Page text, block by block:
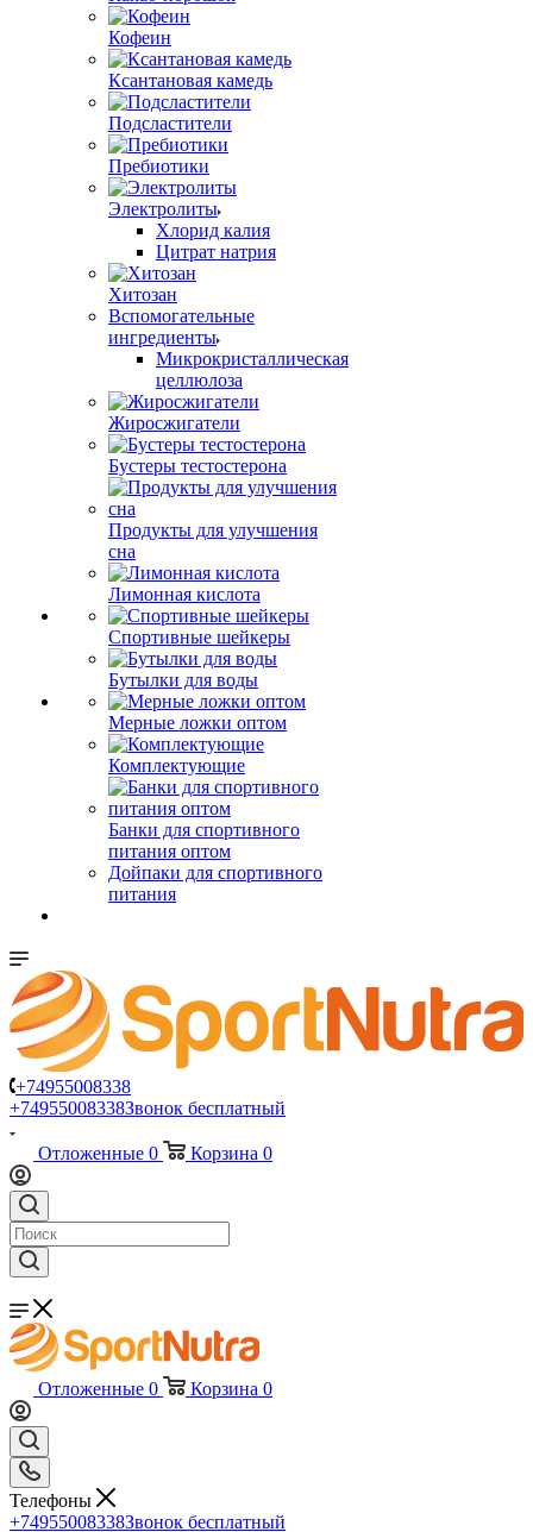
Кофеин
Ксантановая камедь
Подсластители
Пребиотики
Электролиты
Хлорид калия
Цитрат натрия
Хитозан
Вспомогательные
ингредиенты
Микрокристаллическая
целлюлоза
Жиросжигатели
Бустеры тестостерона
Продукты для улучшения
сна
Лимонная кислота
Спортивные шейкеры
Бутылки для воды
Мерные ложки оптом
Комплектующие
Банки для спортивного
питания оптом
Дойпаки для спортивного
питания
+74955008338
+74955008338Звонок бесплатный
Отложенные 0 Корзина 0
Отложенные 0 Корзина 0
Телефоны
+74955008338Звонок бесплатный